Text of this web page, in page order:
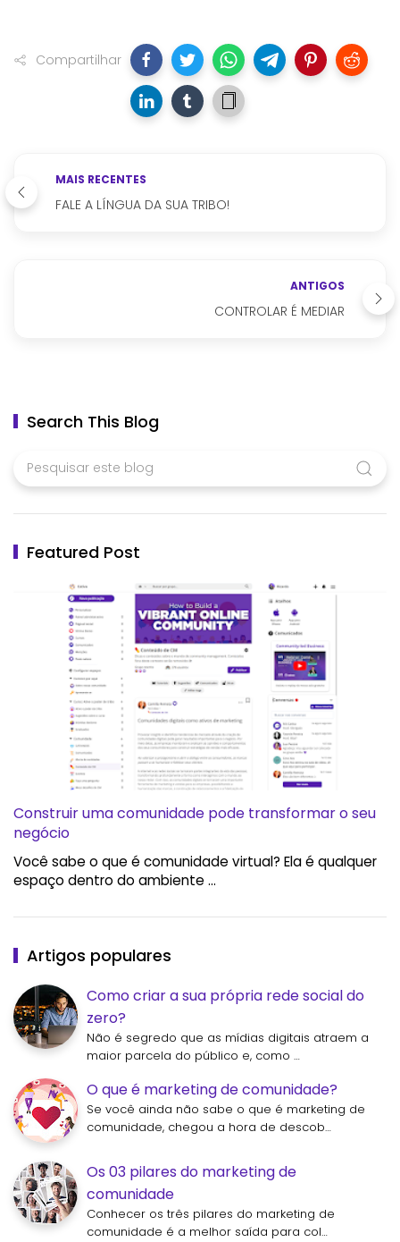
Compartilhar
MAIS RECENTES
FALE A LÍNGUA DA SUA TRIBO!
ANTIGOS
CONTROLAR É MEDIAR
Search This Blog
Featured Post
Construir uma comunidade pode transformar o seu
negócio
Você sabe o que é comunidade virtual? Ela é qualquer
espaço dentro do ambiente …
Artigos populares
Como criar a sua própria rede social do
zero?
Não é segredo que as mídias digitais atraem a
maior parcela do público e, como …
O que é marketing de comunidade?
Se você ainda não sabe o que é marketing de
comunidade, chegou a hora de descob…
Os 03 pilares do marketing de
comunidade
Conhecer os três pilares do marketing de
comunidade é a melhor saída para col…